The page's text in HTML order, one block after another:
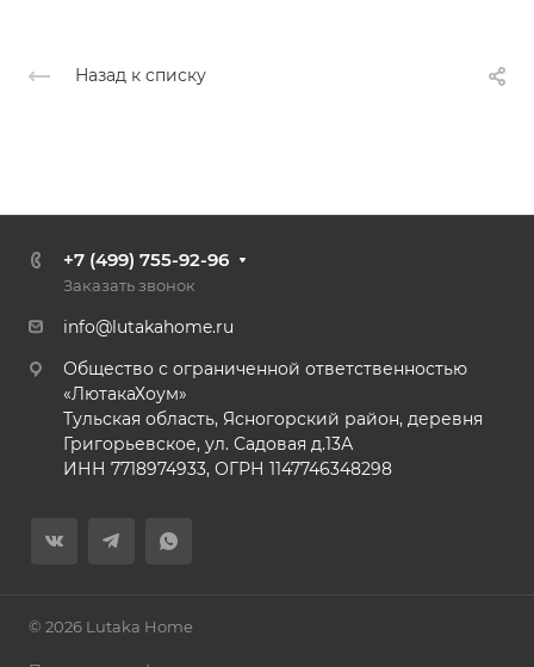
Назад к списку
+7 (499) 755-92-96
Заказать звонок
info@lutakahome.ru
Общество с ограниченной ответственностью
«ЛютакаХоум»
Тульская область, Ясногорский район, деревня
Григорьевское, ул. Садовая д.13А
ИНН 7718974933, ОГРН 1147746348298
© 2026 Lutaka Home